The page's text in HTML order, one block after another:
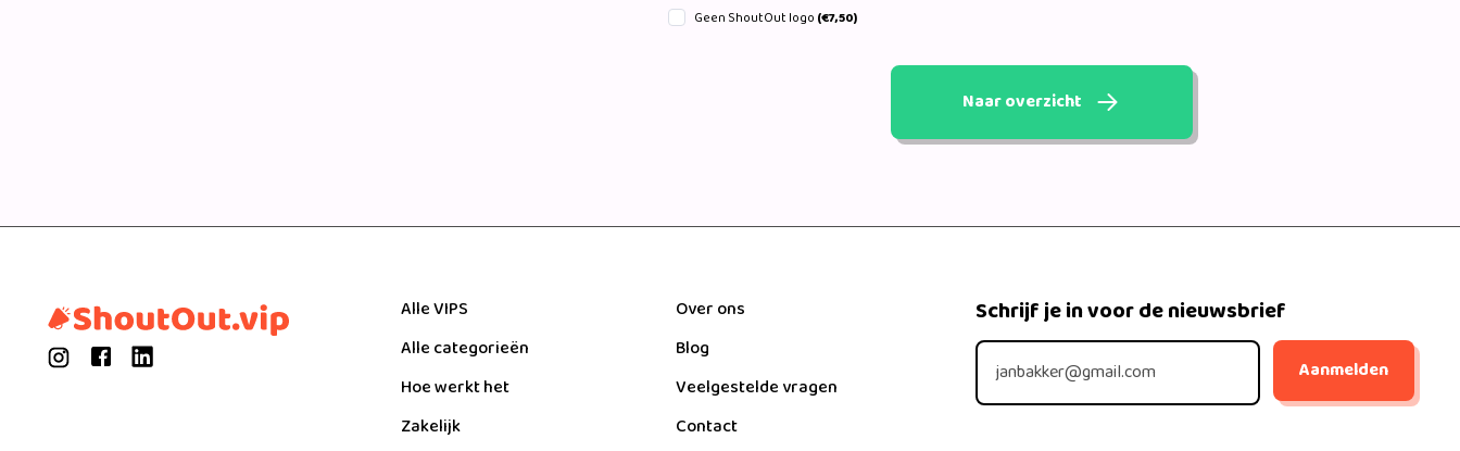
Geen ShoutOut logo (€7,50)
Naar overzicht
Alle VIPS
Alle categorieën
Hoe werkt het
Zakelijk
Over ons
Blog
Veelgestelde vragen
Contact
Schrijf je in voor de nieuwsbrief
Aanmelden